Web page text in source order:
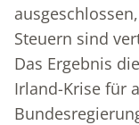
Steuern sind
Das Ergebnis
Irland-Krise für